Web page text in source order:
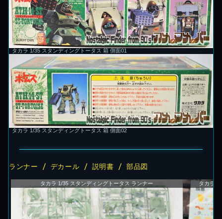
タカラ 1/35 スタンディングトータス 箱 側面01
タカラ 1/35 スタンディングトータス 箱 側面02
ランナー / デカール / 説明書 / 部品図
タカラ 1/35 スタンディングトータス ランナー タカラ